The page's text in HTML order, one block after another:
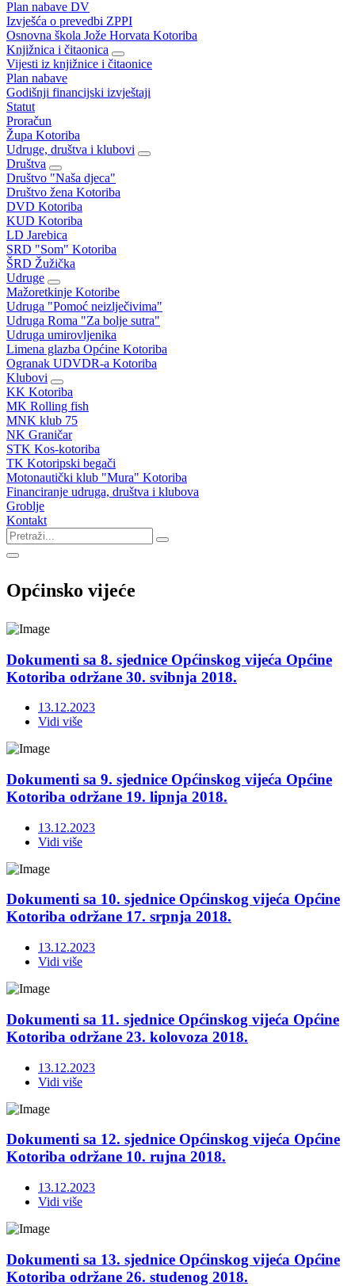
Plan nabave DV
Izvješća o prevedbi ZPPI
Osnovna škola Jože Horvata Kotoriba
Knjižnica i čitaonica
Vijesti iz knjižnice i čitaonice
Plan nabave
Godišnji financijski izvještaji
Statut
Proračun
Župa Kotoriba
Udruge, društva i klubovi
Društva
Društvo "Naša djeca"
Društvo žena Kotoriba
DVD Kotoriba
KUD Kotoriba
LD Jarebica
SRD "Som" Kotoriba
ŠRD Žužička
Udruge
Mažoretkinje Kotoribe
Udruga "Pomoć neizlječivima"
Udruga Roma "Za bolje sutra"
Udruga umirovljenika
Limena glazba Općine Kotoriba
Ogranak UDVDR-a Kotoriba
Klubovi
KK Kotoriba
MK Rolling fish
MNK klub 75
NK Graničar
STK Kos-kotoriba
TK Kotoripski begači
Motonautički klub "Mura" Kotoriba
Financiranje udruga, društva i klubova
Groblje
Kontakt
Općinsko vijeće
Dokumenti sa 8. sjednice Općinskog vijeća Općine
Kotoriba održane 30. svibnja 2018.
13.12.2023
Vidi više
Dokumenti sa 9. sjednice Općinskog vijeća Općine
Kotoriba održane 19. lipnja 2018.
13.12.2023
Vidi više
Dokumenti sa 10. sjednice Općinskog vijeća Općine
Kotoriba održane 17. srpnja 2018.
13.12.2023
Vidi više
Dokumenti sa 11. sjednice Općinskog vijeća Općine
Kotoriba održane 23. kolovoza 2018.
13.12.2023
Vidi više
Dokumenti sa 12. sjednice Općinskog vijeća Općine
Kotoriba održane 10. rujna 2018.
13.12.2023
Vidi više
Dokumenti sa 13. sjednice Općinskog vijeća Općine
Kotoriba održane 26. studenog 2018.